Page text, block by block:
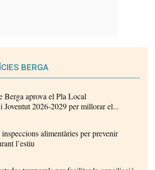
BERGA
Berga aprova el Pla Local
Joventut 2026-2029 per millorar el...
alimentàries per prevenir
l’estiu